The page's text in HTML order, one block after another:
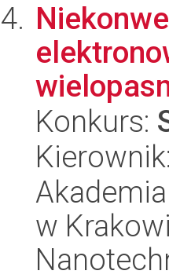
Konkurs:
w